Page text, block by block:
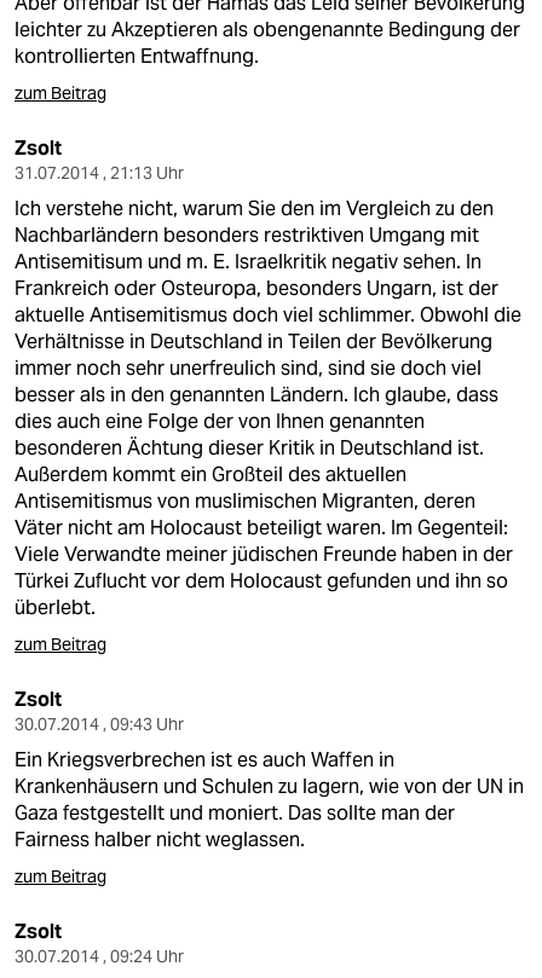
leichter zu Akzeptieren als obengenannte Bedingung der
kontrollierten Entwaffnung.
zum Beitrag
Zsolt
31.07.2014 , 21:13 Uhr
Ich verstehe nicht, warum Sie den im Vergleich zu den
Nachbarländern besonders restriktiven Umgang mit
Antisemitisum und m. E. Israelkritik negativ sehen. In
Frankreich oder Osteuropa, besonders Ungarn, ist der
aktuelle Antisemitismus doch viel schlimmer. Obwohl die
Verhältnisse in Deutschland in Teilen der Bevölkerung
immer noch sehr unerfreulich sind, sind sie doch viel
besser als in den genannten Ländern. Ich glaube, dass
dies auch eine Folge der von Ihnen genannten
besonderen Ächtung dieser Kritik in Deutschland ist.
Außerdem kommt ein Großteil des aktuellen
Antisemitismus von muslimischen Migranten, deren
Väter nicht am Holocaust beteiligt waren. Im Gegenteil:
Viele Verwandte meiner jüdischen Freunde haben in der
Türkei Zuflucht vor dem Holocaust gefunden und ihn so
überlebt.
zum Beitrag
Zsolt
30.07.2014 , 09:43 Uhr
Ein Kriegsverbrechen ist es auch Waffen in
Krankenhäusern und Schulen zu lagern, wie von der UN in
Gaza festgestellt und moniert. Das sollte man der
Fairness halber nicht weglassen.
zum Beitrag
Zsolt
30.07.2014 , 09:24 Uhr